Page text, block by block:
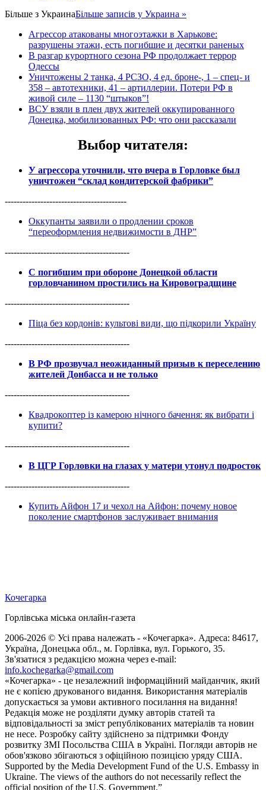
Більше з УкраинаБільше записів у Украина »
Агрессор атакованы многоэтажки в Харькове:
разрушены этажи, есть погибшие и десятки раненых
В разгар курортного сезона РФ продолжает террор
Одессы
Уничтожены 2 танка, 4 РСЗО, 4 ед. броне-, 1 – спец- и
358 – автотехники, 41 – артиллерии. Потери РФ в
живой силе – 1130 “штыков”!
ВСУ взяли в плен двух жителей оккупированного
Донецка, мобилизованных РФ: что они рассказали
Выбор читателя:
У агрессора уточнили, что вчера в Горловке был
уничтожен “склад кондитерской фабрики”
-----------------------------------------
Оккупанты заявили о продлении сроков
“переоформления недвижимости в ДНР”
------------------------------------------
С погибшим при обороне Донецкой области
горловчанином простились на Кировоградщине
------------------------------------------
Піца без кордонів: культові види, що підкорили Україну
------------------------------------------
В РФ прозвучал неожиданный призыв к переселению
жителей Донбасса и не только
------------------------------------------
Квадрокоптер із камерою нічного бачення: як вибрати і
купити?
------------------------------------------
В ЦГР Горловки на глазах у матери утонул подросток
------------------------------------------
Купить Айфон 17 и чехол на Айфон: почему новое
поколение смартфонов заслуживает внимания
Кочегарка
Горлівська міська онлайн-газета
2006-2026 © Усі права належать - «Кочегарка». Адреса: 84617,
Україна, Донецька обл., м. Горлівка, вул. Горького, 35.
Зв'язатися з редакцією можна через e-mail:
info.kochegarka@gmail.com
«Кочегарка» - це незалежний інформаційний майданчик, який
не є копією друкованого видання. Використання матеріалів
допускається за умови активного посилання на видання!
Редакція може не розділяти думку авторів статей та
відповідальності за зміст републікованих матеріалів та новин
не несе. Розробку сайту здійснено за підтримки Фонду
розвитку ЗМІ Посольства США в Україні. Погляди авторів не
обов'язково збігаються з офіційною позицією уряду США.
Supported by the Media Development Fund of the U.S. Embassy in
Ukraine. The views of the authors do not necessarily reflect the
official position of the U.S. Government.”